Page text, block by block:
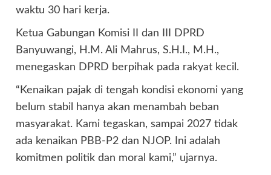
waktu 30 hari kerja.
Ketua Gabungan Komisi II dan III DPRD
Banyuwangi, H.M. Ali Mahrus, S.H.I., M.H.,
menegaskan DPRD berpihak pada rakyat kecil.
“Kenaikan pajak di tengah kondisi ekonomi yang
belum stabil hanya akan menambah beban
masyarakat. Kami tegaskan, sampai 2027 tidak
ada kenaikan PBB-P2 dan NJOP. Ini adalah
komitmen politik dan moral kami,” ujarnya.